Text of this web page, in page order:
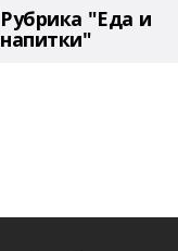
Рубрика "Еда и
напитки"